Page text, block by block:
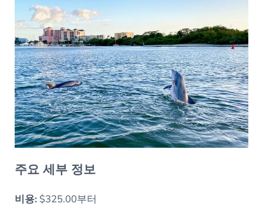
주요 세부 정보
비용:$325.00부터